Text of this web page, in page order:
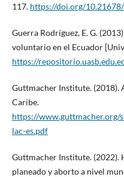
117. https://doi.org/
Guerra Rodríguez, E. G.
voluntario en el Ecuador
https://
Guttmacher Institute. (2018).
Caribe.
https://
lac-es.pdf
Guttmacher Institute. (2022).
planeado y aborto a nivel